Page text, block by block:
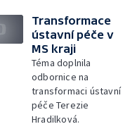
Transformace
ústavní péče v
MS kraji
Téma doplnila
odbornice na
transformaci ústavní
péče Terezie
Hradilková.